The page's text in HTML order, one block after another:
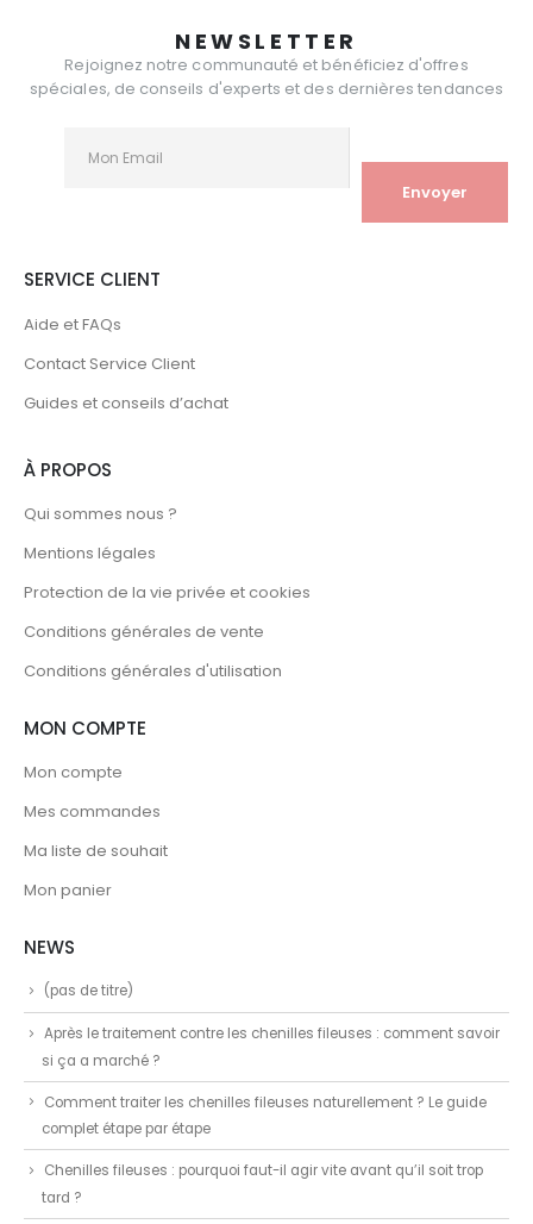
NEWSLETTER
Rejoignez notre communauté et bénéficiez d'offres
spéciales, de conseils d'experts et des dernières tendances
SERVICE CLIENT
Aide et FAQs
Contact Service Client
Guides et conseils d’achat
À PROPOS
Qui sommes nous ?
Mentions légales
Protection de la vie privée et cookies
Conditions générales de vente
Conditions générales d'utilisation
MON COMPTE
Mon compte
Mes commandes
Ma liste de souhait
Mon panier
NEWS
(pas de titre)
Après le traitement contre les chenilles fileuses : comment savoir
si ça a marché ?
Comment traiter les chenilles fileuses naturellement ? Le guide
complet étape par étape
Chenilles fileuses : pourquoi faut-il agir vite avant qu’il soit trop
tard ?